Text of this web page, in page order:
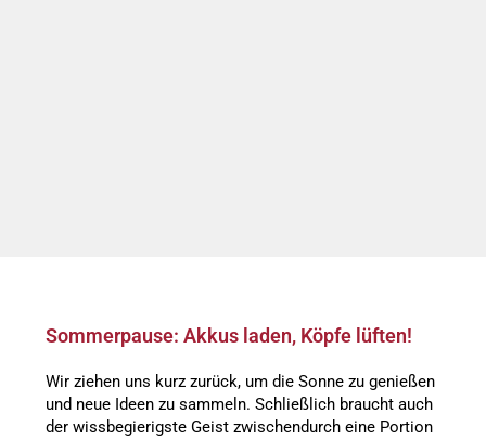
Sommerpause: Akkus laden, Köpfe lüften!
Wir ziehen uns kurz zurück, um die Sonne zu genießen
und neue Ideen zu sammeln. Schließlich braucht auch
der wissbegierigste Geist zwischendurch eine Portion